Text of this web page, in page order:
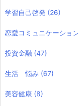
学習自己啓発 (26)
恋愛コミュニケーショ
投資金融 (47)
生活 悩み (67)
美容健康 (8)